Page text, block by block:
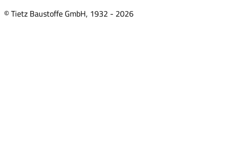
© Tietz Baustoffe GmbH, 1932 - 2026